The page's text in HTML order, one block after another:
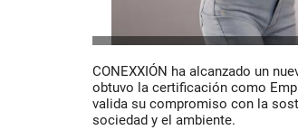
CONEXXIÓN ha alcanzado un
obtuvo la certificación como
valida su compromiso con la
sociedad y el ambiente.